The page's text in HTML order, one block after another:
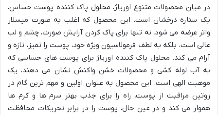
در میان محصولات متنوع اوریاژ، محلول پاک کننده پوست حساس،
یک ستاره درخشان است. این محصول که اغلب به صورت میسلار
واتر عرضه می شود، نه تنها برای پاک کردن آرایش صورت، چشم و لب
عالی است، بلکه به لطف فرمولاسیون ویژه خود، پوست را تمیز، تازه و
آرام می کند. محلول پاک کننده اوریاژ برای پوست های حساسی که
به آب لوله کشی و محصولات خشن واکنش نشان می دهند، یک
موهبت الهی است. این محصول به عنوان اولین و مهم ترین گام در
روتین مراقبت از پوست، راه را برای جذب بهتر سرم ها و کرم ها
هموار می کند و در عین حال، پوست را در برابر تحریکات محافظت